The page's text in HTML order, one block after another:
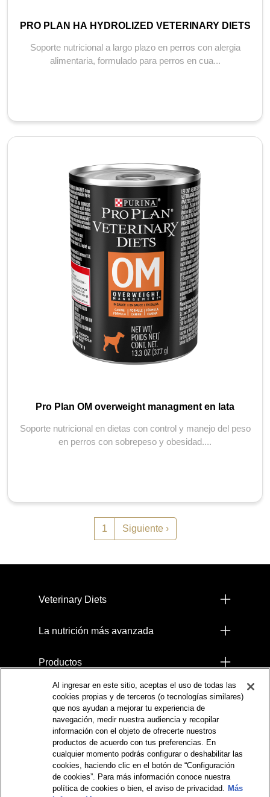
PRO PLAN HA HYDROLIZED VETERINARY DIETS
Soporte nutricional a largo plazo en perros con alergia
alimentaria, formulado para perros en cua...
Pro Plan OM overweight managment en lata
Soporte nutricional en dietas con control y manejo del peso
en perros con sobrepeso y obesidad....
1 Siguiente página
Siguiente ›
Veterinary Diets
La nutrición más avanzada
Productos
Comprometidos con el Planeta
Legales
Al ingresar en este sitio, aceptas el uso de todas las
cookies propias y de terceros (o tecnologías similares)
que nos ayudan a mejorar tu experiencia de
navegación, medir nuestra audiencia y recopilar
información con el objeto de ofrecerte nuestros
productos de acuerdo con tus preferencias. En
cualquier momento podrás configurar o deshabilitar las
cookies, haciendo clic en el botón de “Configuración
de cookies”. Para más información conoce nuestra
política de cookies o bien, el aviso de privacidad. Más